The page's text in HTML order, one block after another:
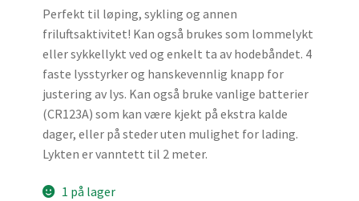
Perfekt til løping, sykling og annen
friluftsaktivitet! Kan også brukes som lommelykt
eller sykkellykt ved og enkelt ta av hodebåndet. 4
faste lysstyrker og hanskevennlig knapp for
justering av lys. Kan også bruke vanlige batterier
(CR123A) som kan være kjekt på ekstra kalde
dager, eller på steder uten mulighet for lading.
Lykten er vanntett til 2 meter.
1 på lager